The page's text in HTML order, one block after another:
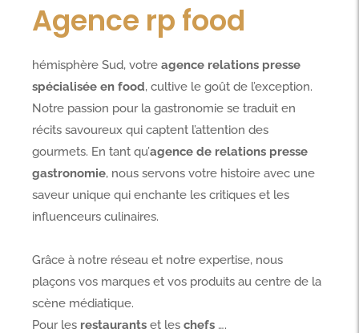
Agence rp food
hémisphère Sud, votre agence relations presse
spécialisée en food, cultive le goût de l’exception.
Notre passion pour la gastronomie se traduit en
récits savoureux qui captent l’attention des
gourmets. En tant qu’agence de relations presse
gastronomie, nous servons votre histoire avec une
saveur unique qui enchante les critiques et les
influenceurs culinaires.
Grâce à notre réseau et notre expertise, nous
plaçons vos marques et vos produits au centre de la
scène médiatique.
Pour les restaurants et les chefs ….